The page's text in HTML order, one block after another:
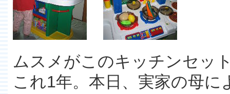
ムスメがこのキッチンセッ
これ1年。本日、実家の母